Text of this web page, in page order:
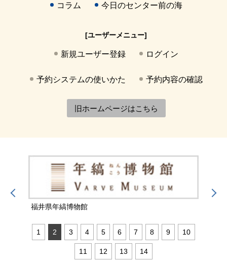
コラム 今日のセンター前の海
[ユーザーメニュー]
新規ユーザー登録 ログイン
予約システムの使いかた 予約内容の確認
旧ホームページはこちら
福井県年縞博物館
1 2 3 4 5 6 7 8 9 10
11 12 13 14